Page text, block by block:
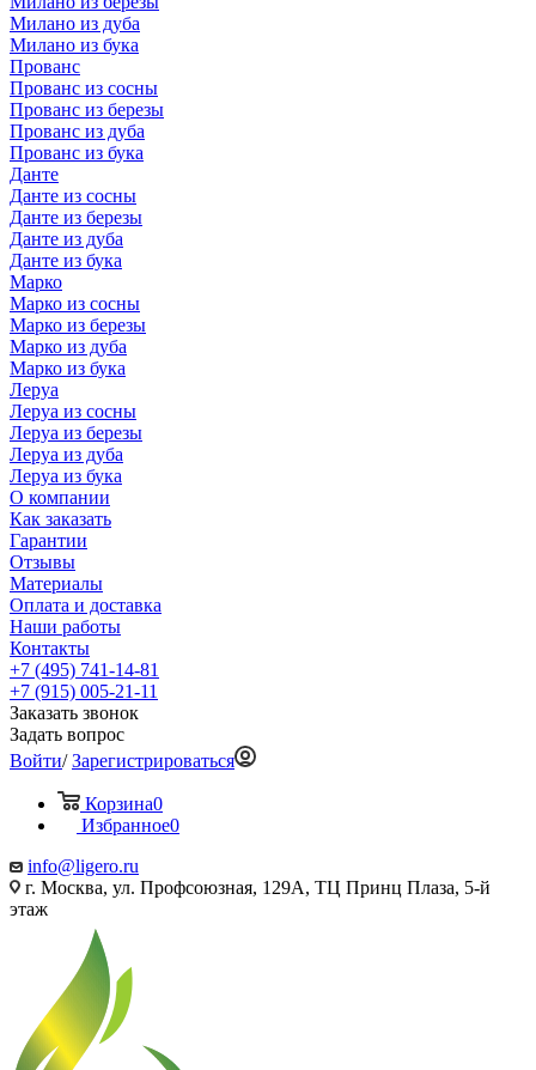
Милано из дуба
Милано из бука
Прованс
Прованс из сосны
Прованс из березы
Прованс из дуба
Прованс из бука
Данте
Данте из сосны
Данте из березы
Данте из дуба
Данте из бука
Марко
Марко из сосны
Марко из березы
Марко из дуба
Марко из бука
Леруа
Леруа из сосны
Леруа из березы
Леруа из дуба
Леруа из бука
О компании
Как заказать
Гарантии
Отзывы
Материалы
Оплата и доставка
Наши работы
Контакты
+7 (495) 741-14-81
+7 (915) 005-21-11
Заказать звонок
Задать вопрос
Войти/Зарегистрироваться
Корзина0
Избранное0
info@ligero.ru
г. Москва, ул. Профсоюзная, 129А, ТЦ Принц Плаза, 5-й
этаж